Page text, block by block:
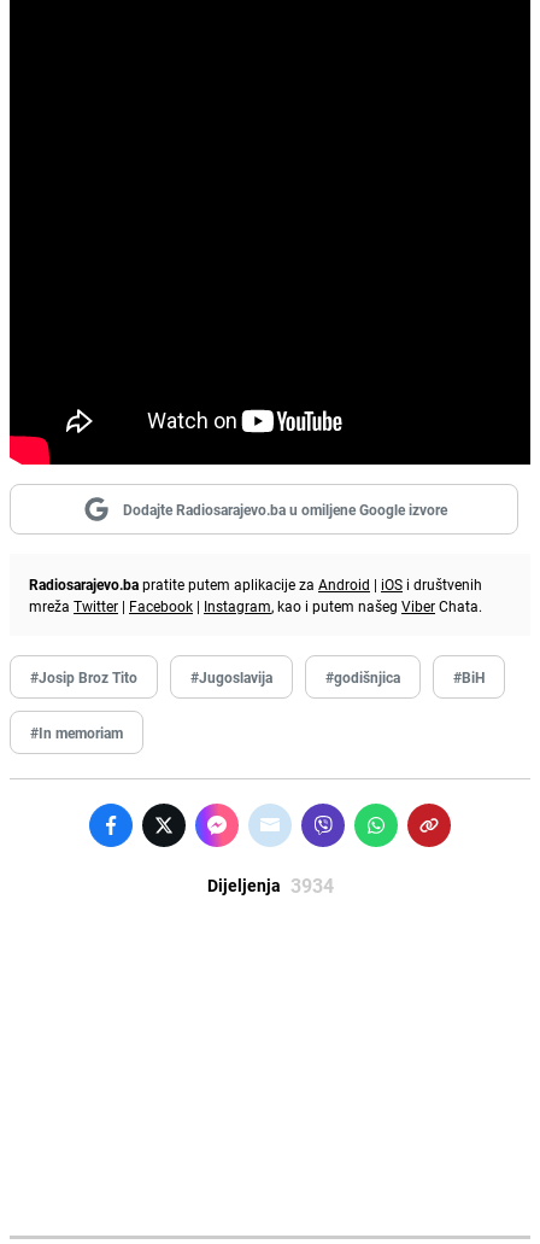
Dodajte Radiosarajevo.ba u omiljene Google izvore
Radiosarajevo.bapratite putem aplikacije za Android | iOS i društvenih
mreža Twitter | Facebook | Instagram, kao i putem našeg ViberChata.
#Josip Broz Tito #Jugoslavija #godišnjica #BiH
#In memoriam
Dijeljenja 3934